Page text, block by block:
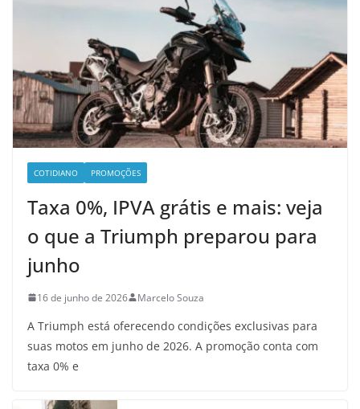
COTIDIANO PROMOÇÕES
Taxa 0%, IPVA grátis e mais: veja
o que a Triumph preparou para
junho
16 de junho de 2026 Marcelo Souza
A Triumph está oferecendo condições exclusivas para
suas motos em junho de 2026. A promoção conta com
taxa 0% e